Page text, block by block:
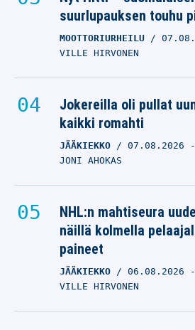
suurlupauksen touhu
MOOTTORIURHEILU
VILLE HIRVONEN
Jokereilla oli pullat
kaikki romahti
JÄÄKIEKKO 07.08.2026
JONI AHOKAS
NHL:n mahtiseura
näillä kolmella
paineet
JÄÄKIEKKO 06.08.2026
VILLE HIRVONEN